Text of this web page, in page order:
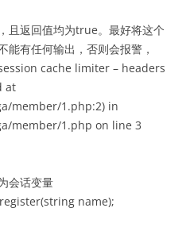
且返回值均为true。最好将这个
能有任何输出，否则会报警，
cache limiter – headers
at
member/1.php:2) in
member/1.php on line 3
会话变量
name);